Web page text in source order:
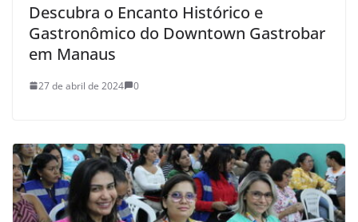
Descubra o Encanto Histórico e
Gastronômico do Downtown Gastrobar
em Manaus
27 de abril de 2024 0